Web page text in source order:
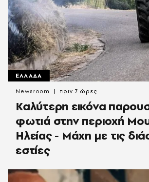
ΕΛΛΑΔΑ
Καλύτερη εικόνα
φωτιά στην περιοχή
Ηλείας - Μάχη με τις
εστίες
Newsroom πριν 7 ώρες